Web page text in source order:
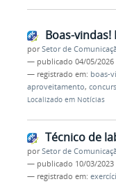
Boas-
porSetor de
— publicado 04/05/2026
— registrado em: boas-
aproveitamento,
Localizado em Notícias
Técnico de
porSetor de
— publicado 10/03/2023
— registrado em: